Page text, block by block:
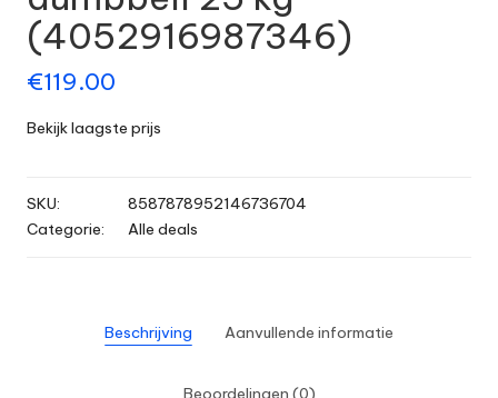
(4052916987346)
€119.00
Bekijk laagste prijs
SKU:
8587878952146736704
Categorie:
Alle deals
Beschrijving Aanvullende informatie
Beoordelingen (0)